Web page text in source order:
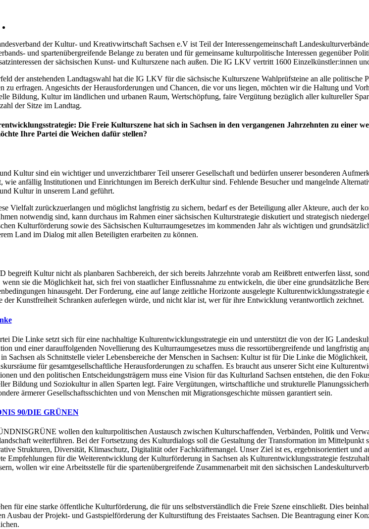
der Kultur- und Kreativwirtschaft Sachsen e.V ist Teil der Interessengemeinschaft
und spartenübergreifende Belange zu beraten und für gemeinsame kulturpolitische Interessen gegenüber
der sächsischen Kunst- und Kulturszene nach außen. Die IG LKV vertritt 1600 Einzelkünstler:innen
der anstehenden Landtagswahl hat die IG LKV für die sächsische Kulturszene Wahlprüfsteine an alle politische
zu erfragen. Angesichts der Herausforderungen und Chancen, die vor uns liegen, möchten wir die Haltung und
Bildung, Kultur im ländlichen und urbanen Raum, Wertschöpfung, faire Vergütung bezüglich aller kultureller
der Sitze im Landtag.
Die Freie Kulturszene hat sich in Sachsen in den vergangenen Jahrzehnten zu einer
Ihre Partei die Weichen dafür stellen?
Kultur sind ein wichtiger und unverzichtbarer Teil unserer Gesellschaft und bedürfen unserer besonderen
wie anfällig Institutionen und Einrichtungen im Bereich derKultur sind. Fehlende Besucher und mangelnde
Kultur in unserem Land geführt.
Vielfalt zurückzuerlangen und möglichst langfristig zu sichern, bedarf es der Beteiligung aller Akteure, auch der
notwendig sind, kann durchaus im Rahmen einer sächsischen Kulturstrategie diskutiert und strategisch
Kulturförderung sowie des Sächsischen Kulturraumgesetzes im kommenden Jahr als wichtigen und
Land im Dialog mit allen Beteiligten erarbeiten zu können.
begreift Kultur nicht als planbaren Sachbereich, der sich bereits Jahrzehnte vorab am Reißbrett entwerfen lässt,
wenn sie die Möglichkeit hat, sich frei von staatlicher Einflussnahme zu entwickeln, die über eine grundsätzliche
hinausgeht. Der Forderung, eine auf lange zeitliche Horizonte ausgelegte
der Kunstfreiheit Schranken auferlegen würde, und nicht klar ist, wer für ihre Entwicklung verantwortlich zeichnet.
Die Linke setzt sich für eine nachhaltige Kulturentwicklungsstrategie ein und unterstützt die von der IG
und einer darauffolgenden Novellierung des Kulturraumgesetzes muss die ressortübergreifende und langfristig
Sachsen als Schnittstelle vieler Lebensbereiche der Menschen in Sachsen: Kultur ist für Die Linke die
für gesamtgesellschaftliche Herausforderungen zu schaffen. Es braucht aus unserer Sicht eine
und den politischen Entscheidungsträgern muss eine Vision für das Kulturland Sachsen entstehen, die den
Bildung und Soziokultur in allen Sparten legt. Faire Vergütungen, wirtschaftliche und strukturelle
ärmerer Gesellschaftsschichten und von Menschen mit Migrationsgeschichte müssen garantiert sein.
90/DIE GRÜNEN
wollen den kulturpolitischen Austausch zwischen Kulturschaffenden, Verbänden, Politik und
weiterführen. Bei der Fortsetzung des Kulturdialogs soll die Gestaltung der Transformation im Mittelpunkt
Strukturen, Diversität, Klimaschutz, Digitalität oder Fachkräftemangel. Unser Ziel ist es, ergebnisorientiert und
Empfehlungen für die Weiterentwicklung der Kulturförderung in Sachsen als Kulturentwicklungsstrategie
wollen wir eine Arbeitsstelle für die spartenübergreifende Zusammenarbeit mit den sächsischen
für eine starke öffentliche Kulturförderung, die für uns selbstverständlich die Freie Szene einschließt. Dies
Ausbau der Projekt- und Gastspielförderung der Kulturstiftung des Freistaates Sachsen. Die Beantragung einer